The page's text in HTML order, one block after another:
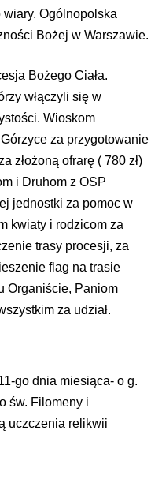
Ogólnopolska
Bożej w Warszawie.
Bożego Ciała.
włączyli się w
Wioskom
za przygotowanie
złożoną ofrarę ( 780 zł)
i Druhom z OSP
jednostki za pomoc w
kwiaty i rodzicom za
trasy procesji, za
flag na trasie
Organiście, Paniom
za udział.
go dnia miesiąca- o g.
św. Filomeny i
uczczenia relikwii